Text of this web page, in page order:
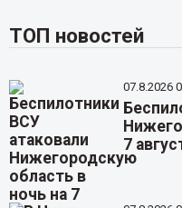
ТОП новостей
07.8.2026
7